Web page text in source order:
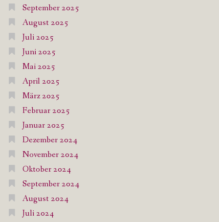
September 2025
August 2025
Juli 2025
Juni 2025
Mai 2025
April 2025
März 2025
Februar 2025
Januar 2025
Dezember 2024
November 2024
Oktober 2024
September 2024
August 2024
Juli 2024